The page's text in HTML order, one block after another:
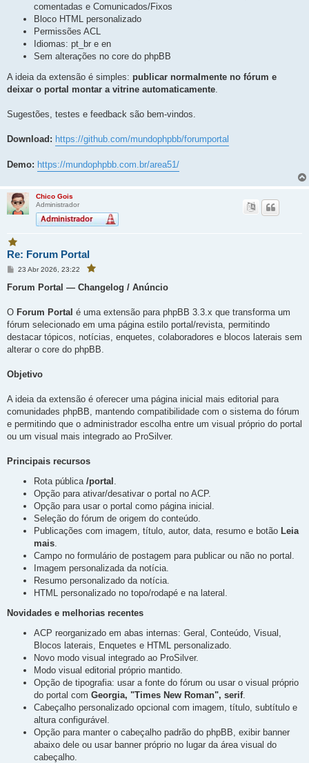
comentadas e Comunicados/Fixos
Bloco HTML personalizado
Permissões ACL
Idiomas: pt_br e en
Sem alterações no core do phpBB
A ideia da extensão é simples: publicar normalmente no fórum e
deixar o portal montar a vitrine automaticamente
Sugestões, testes e feedback são bem-vindos.
Download: https://github.com/mundophpbb/forumportal
Demo: https://mundophpbb.com.br/area51/
Chico Gois
Administrador
V
o
c
ê
f
o
r
t
o
e
a
p
s
t
g
Re: Forum Portal
M
n
g
m
23 Abr 2026, 23:22
V
c
ê
v
r
i
t
o
u
o
s
a
g
e
m
Forum Portal — Changelog / Anúncio
O Forum Portal é uma extensão para phpBB 3.3.x que transforma um
fórum selecionado em uma página estilo portal/revista, permitindo
destacar tópicos, notícias, enquetes, colaboradores e blocos laterais sem
alterar o core do phpBB.
Objetivo
A ideia da extensão é oferecer uma página inicial mais editorial para
comunidades phpBB, mantendo compatibilidade com o sistema do fórum
e permitindo que o administrador escolha entre um visual próprio do portal
ou um visual mais integrado ao ProSilver.
Principais recursos
Rota pública /portal
Opção para ativar/desativar o portal no ACP.
Opção para usar o portal como página inicial.
Seleção do fórum de origem do conteúdo.
Publicações com imagem, título, autor, data, resumo e botão Leia
mais
Campo no formulário de postagem para publicar ou não no portal.
Imagem personalizada da notícia.
Resumo personalizado da notícia.
HTML personalizado no topo/rodapé e na lateral.
Novidades e melhorias recentes
ACP reorganizado em abas internas: Geral, Conteúdo, Visual,
Blocos laterais, Enquetes e HTML personalizado.
Novo modo visual integrado ao ProSilver.
Modo visual editorial próprio mantido.
Opção de tipografia: usar a fonte do fórum ou usar o visual próprio
do portal com Georgia, "Times New Roman", serif.
Cabeçalho personalizado opcional com imagem, título, subtítulo e
altura configurável.
Opção para manter o cabeçalho padrão do phpBB, exibir banner
abaixo dele ou usar banner próprio no lugar da área visual do
cabeçalho.